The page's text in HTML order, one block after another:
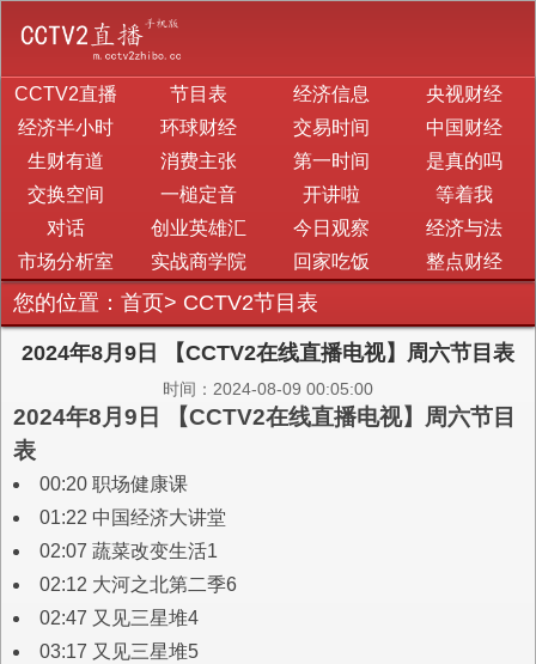
CCTV2直播 节目表 经济信息
央视财经
经济半小时
环球财经 交易时间
中国财经
生财有道
消费主张 第一时间
是真的吗
交换空间
一槌定音 开讲啦
等着我
对话
创业英雄汇 今日观察
经济与法
市场分析室
实战商学院 回家吃饭 整点财经
您的位置： 首页> CCTV2节目表
2024年8月9日 【CCTV2在线直播电视】周六节目表
时间：2024-08-09 00:05:00
2024年8月9日 【CCTV2在线直播电视】周六节目
表
00:20 职场健康课
01:22 中国经济大讲堂
02:07 蔬菜改变生活1
02:12 大河之北第二季6
02:47 又见三星堆4
03:17 又见三星堆5